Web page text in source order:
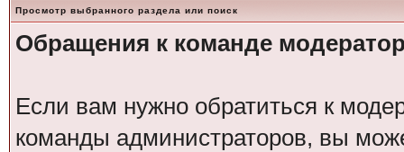
Просмотр выбранного раздела или поиск
Обращения к команде
Если вам нужно обратиться к
команды администраторов, вы